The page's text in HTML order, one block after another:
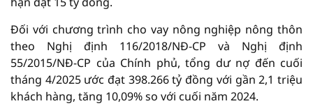
Đối với chương trình cho vay nông nghiệp nông thôn
theo Nghị định 116/2018/NĐ-CP và Nghị định
55/2015/NĐ-CP của Chính phủ, tổng dư nợ đến cuối
tháng 4/2025 ước đạt 398.266 tỷ đồng với gần 2,1 triệu
khách hàng, tăng 10,09% so với cuối năm 2024.